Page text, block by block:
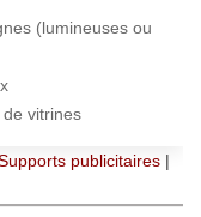
(lumineuses ou
vitrines
publicitaires |